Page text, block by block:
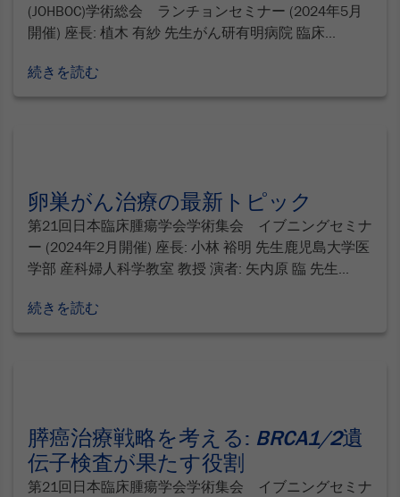
(JOHBOC)学術総会 ランチョンセミナー (2024年5月
開催) 座長: 植木 有紗 先生がん研有明病院 臨床...
続きを読む
卵巣がん治療の最新トピック
第21回日本臨床腫瘍学会学術集会 イブニングセミナ
ー (2024年2月開催) 座長: 小林 裕明 先生鹿児島大学医
学部 産科婦人科学教室 教授 演者: 矢内原 臨 先生...
続きを読む
膵癌治療戦略を考える: BRCA1/2遺
伝子検査が果たす役割
第21回日本臨床腫瘍学会学術集会 イブニングセミナ